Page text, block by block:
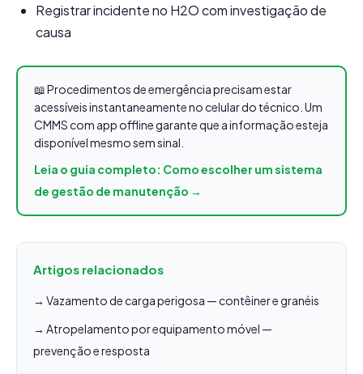
Registrar incidente no H2O com investigação de
causa
📖 Procedimentos de emergência precisam estar
acessíveis instantaneamente no celular do técnico. Um
CMMS com app offline garante que a informação esteja
disponível mesmo sem sinal.
Leia o guia completo: Como escolher um sistema
de gestão de manutenção →
Artigos relacionados
→ Vazamento de carga perigosa — contêiner e granéis
→ Atropelamento por equipamento móvel —
prevenção e resposta